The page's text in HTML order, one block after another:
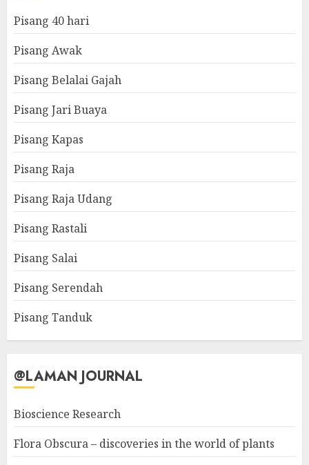
Pisang 40 hari
Pisang Awak
Pisang Belalai Gajah
Pisang Jari Buaya
Pisang Kapas
Pisang Raja
Pisang Raja Udang
Pisang Rastali
Pisang Salai
Pisang Serendah
Pisang Tanduk
@LAMAN JOURNAL
Bioscience Research
Flora Obscura – discoveries in the world of plants